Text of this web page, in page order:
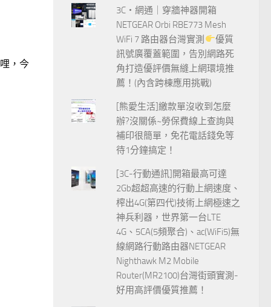
，今
3C‧網通｜穿牆神器開箱
NETGEAR Orbi RBE773 Mesh
WiFi 7 路由器台灣實測
優質
訊號廣覆蓋範圍，告別網路死
角打造優評價無縫上網環境推
薦！(內含跨棟應用挑戰)
[熊愛生活]繳款單沒收到怎麼
辦?沒關係~勞保費線上查詢與
補印很簡單，免花電話錢免等
待1分鐘搞定！
[3C-行動通訊]開箱最高可達
2Gb超超高速的行動上網速度、
榨出4G(第四代)技術上網極速之
神兵利器，世界第一台LTE
4G、5CA(5頻聚合)、ac(WiFi5)無
線網路行動路由器NETGEAR
Nighthawk M2 Mobile
Router(MR2100)台灣街頭實測-
好用高評價優質推薦！